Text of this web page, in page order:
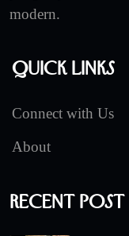
modern.
Quick Links
Connect with Us
About
Recent Post